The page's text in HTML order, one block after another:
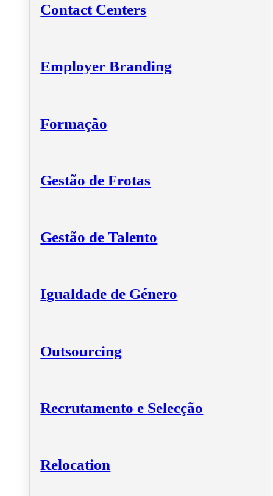
Contact Centers
Employer Branding
Formação
Gestão de Frotas
Gestão de Talento
Igualdade de Género
Outsourcing
Recrutamento e Selecção
Relocation